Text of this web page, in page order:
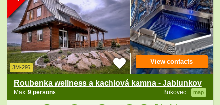
3M-296
Roubenka wellness a kachlová kamna - Jablunkov
Bukovec map
Max. 9 persons
View contacts